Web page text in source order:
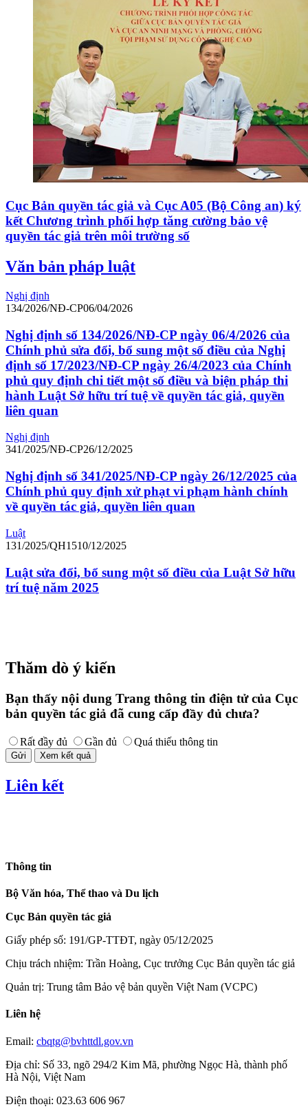
Cục Bản quyền tác giả và Cục A05 (Bộ Công an) ký
kết Chương trình phối hợp tăng cường bảo vệ
quyền tác giả trên môi trường số
Văn bản pháp luật
Nghị định
134/2026/NĐ-CP06/04/2026
Nghị định số 134/2026/NĐ-CP ngày 06/4/2026 của
Chính phủ sửa đổi, bổ sung một số điều của Nghị
định số 17/2023/NĐ-CP ngày 26/4/2023 của Chính
phủ quy định chi tiết một số điều và biện pháp thi
hành Luật Sở hữu trí tuệ về quyền tác giả, quyền
liên quan
Nghị định
341/2025/NĐ-CP26/12/2025
Nghị định số 341/2025/NĐ-CP ngày 26/12/2025 của
Chính phủ quy định xử phạt vi phạm hành chính
về quyền tác giả, quyền liên quan
Luật
131/2025/QH1510/12/2025
Luật sửa đổi, bổ sung một số điều của Luật Sở hữu
trí tuệ năm 2025
Thăm dò ý kiến
Bạn thấy nội dung Trang thông tin điện tử của Cục
bản quyền tác giả đã cung cấp đầy đủ chưa?
Rất đầy đủ Gần đủ Quá thiếu thông tin
Gửi Xem kết quả
Liên kết
Thông tin
Bộ Văn hóa, Thể thao và Du lịch
Cục Bản quyền tác giả
Giấy phép số: 191/GP-TTĐT, ngày 05/12/2025
Chịu trách nhiệm: Trần Hoàng, Cục trưởng Cục Bản quyền tác giả
Quản trị: Trung tâm Bảo vệ bản quyền Việt Nam (VCPC)
Liên hệ
Email: cbqtg@bvhttdl.gov.vn
Địa chỉ: Số 33, ngõ 294/2 Kim Mã, phường Ngọc Hà, thành phố
Hà Nội, Việt Nam
Điện thoại: 023.63 606 967